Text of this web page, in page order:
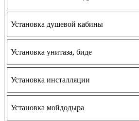
Установка душевой кабины
Установка унитаза, биде
Установка инсталляции
Установка мойдодыра